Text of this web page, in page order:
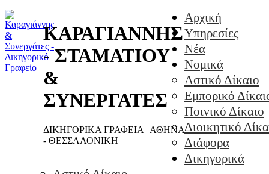
ΚΑΡΑΓΙΑΝΝΗΣ
- ΣΤΑΜΑΤΙΟΥ
&
ΣΥΝΕΡΓΑΤΕΣ
ΔΙΚΗΓΟΡΙΚΑ ΓΡΑΦΕΙΑ | ΑΘΗΝΑ
- ΘΕΣΣΑΛΟΝΙΚΗ
Αρχική
Υπηρεσίες
Νέα
Νομικά
Αστικό Δίκαιο
Εμπορικό
Ποινικό Δίκαιο
Διοικητικό
Διάφορα
Δικηγορικά